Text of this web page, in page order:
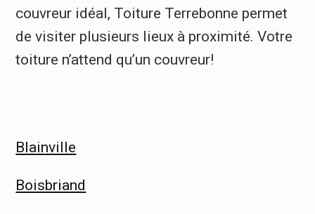
couvreur idéal, Toiture Terrebonne permet
de visiter plusieurs lieux à proximité. Votre
toiture n’attend qu’un couvreur!
Blainville
Boisbriand